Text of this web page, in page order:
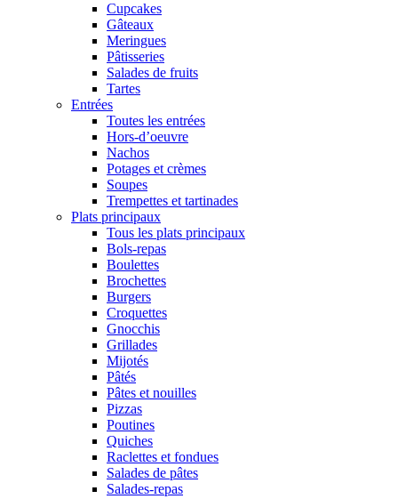
Cupcakes
Gâteaux
Meringues
Pâtisseries
Salades de fruits
Tartes
Entrées
Toutes les entrées
Hors-d’oeuvre
Nachos
Potages et crèmes
Soupes
Trempettes et tartinades
Plats principaux
Tous les plats principaux
Bols-repas
Boulettes
Brochettes
Burgers
Croquettes
Gnocchis
Grillades
Mijotés
Pâtés
Pâtes et nouilles
Pizzas
Poutines
Quiches
Raclettes et fondues
Salades de pâtes
Salades-repas